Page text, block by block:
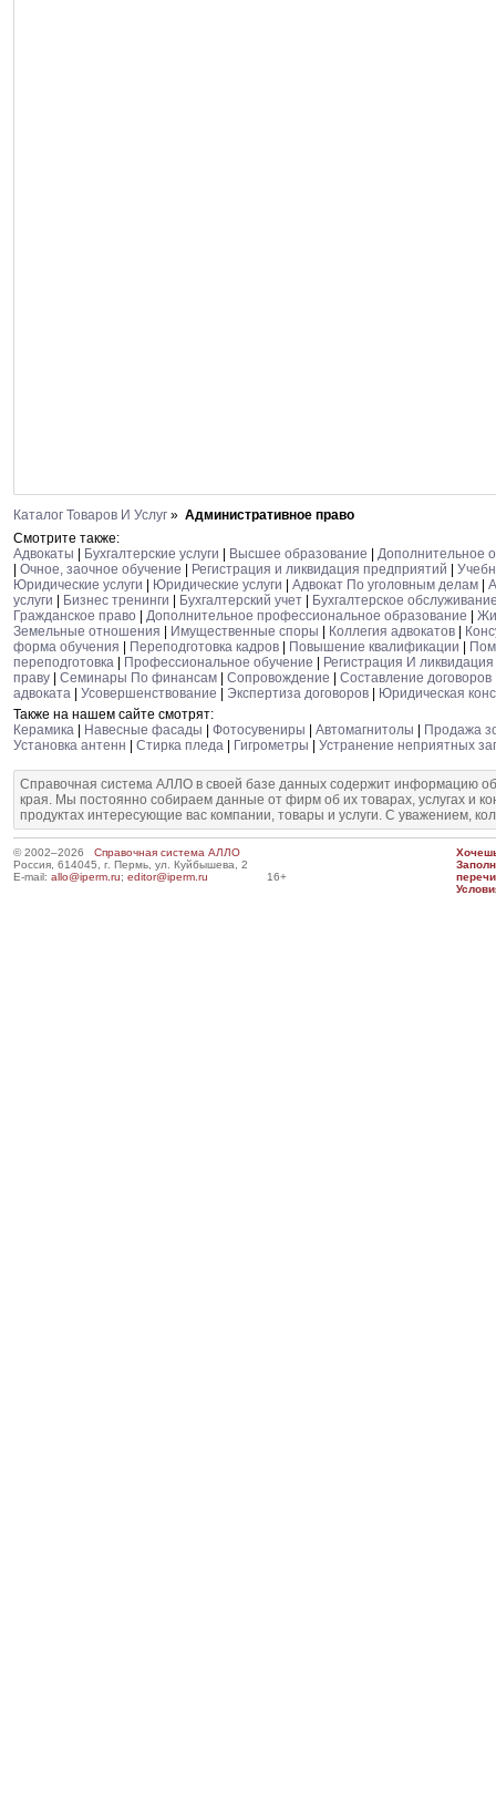
Каталог Товаров И Услуг » Административное право
Смотрите также:
Адвокаты
Бухгалтерские услуги Высшее образование
Дополнительное
Очное, заочное обучение Регистрация и ликвидация предприятий
Юридические услуги
Юридические услуги Адвокат По уголовным делам
услуги
Бизнес тренинги Бухгалтерский учет
Бухгалтерское
Гражданское право
Дополнительное профессиональное образование
Земельные отношения
Имущественные споры Коллегия адвокатов
форма обучения
Переподготовка кадров Повышение квалификации
переподготовка
Профессиональное обучение
Регистрация И
праву
Семинары По финансам Сопровождение Составление договоров
адвоката
Усовершенствование Экспертиза договоров
Юридическая
Также на нашем сайте смотрят:
Керамика
Навесные фасады Фотосувениры Автомагнитолы
Продажа
Установка антенн
Стирка пледа Гигрометры Устранение неприятных
Справочная система АЛЛО в своей базе данных содержит информацию
края. Мы постоянно собираем данные от фирм об их товарах, услугах и
продуктах интересующие вас компании, товары и услуги. С уважением,
© 2002–2026 Справочная система АЛЛО
Россия, 614045, г. Пермь, ул. Куйбышева, 2
E-mail: allo@iperm.ru; editor@iperm.ru 16+